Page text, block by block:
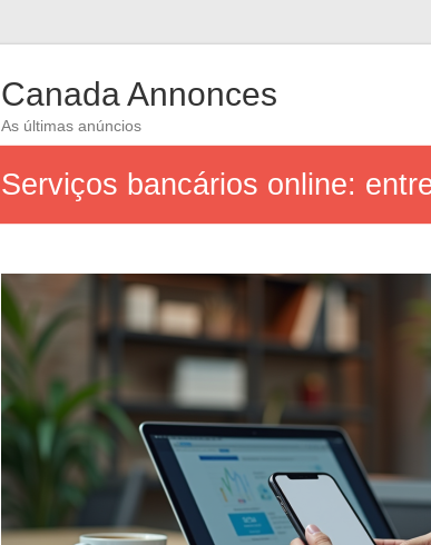
Canada Annonces
As últimas anúncios
Serviços bancários online: